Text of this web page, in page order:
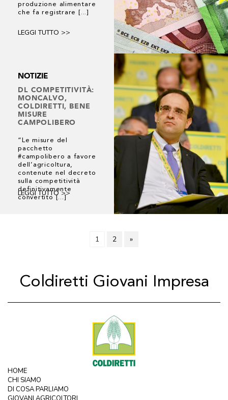
produzione alimentare
che fa registrare [...]
LEGGI TUTTO >>
NOTIZIE
DL COMPETITIVITÀ:
MONCALVO,
COLDIRETTI, BENE
MISURE
CAMPOLIBERO
“Le misure del
pacchetto
#campolibero a favore
dell’agricoltura,
contenute nel decreto
sulla competitività
definitivamente
convertito [...]
LEGGI TUTTO >>
1 2 »
Coldiretti Giovani Impresa
HOME
CHI SIAMO
DI COSA PARLIAMO